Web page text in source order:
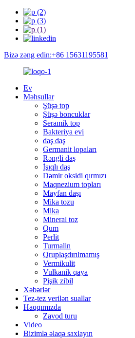
Bizə zəng edin:+86 15631195581
Ev
Məhsullar
Şüşə top
Şüşə boncuklar
Seramik top
Bakteriya evi
daş daş
Germanit lopaları
Rəngli daş
İşıqlı daş
Dəmir oksidi qırmızı
Maqnezium topları
Mayfan daşı
Mika tozu
Mika
Mineral toz
Qum
Perlit
Turmalin
Qruplaşdırılmamış
Vermikulit
Vulkanik qaya
Pişik zibil
Xəbərlər
Tez-tez verilən suallar
Haqqımızda
Zavod turu
Video
Bizimlə əlaqə saxlayın